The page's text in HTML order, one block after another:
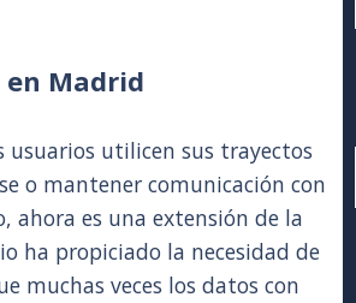
Madrid
usuarios utilicen sus trayectos
o mantener comunicación con
ahora es una extensión de la
ha propiciado la necesidad de
muchas veces los datos con